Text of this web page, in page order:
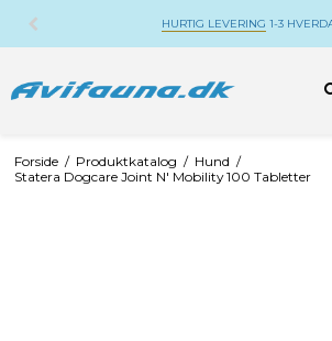
HURTIG LEVERING1-3 HVERDAGE
Forside / Produktkatalog / Hund /
Statera Dogcare Joint N' Mobility 100 Tabletter